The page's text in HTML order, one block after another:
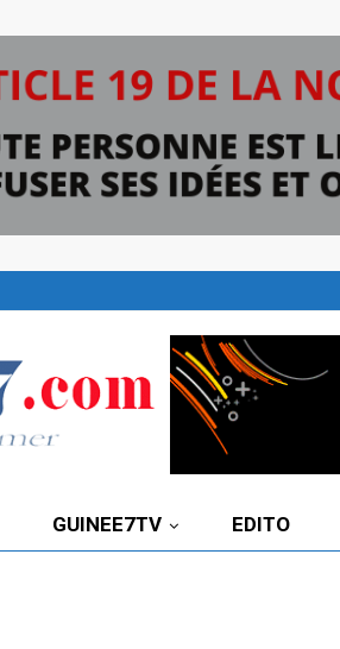
GUINEE7TV EDITO